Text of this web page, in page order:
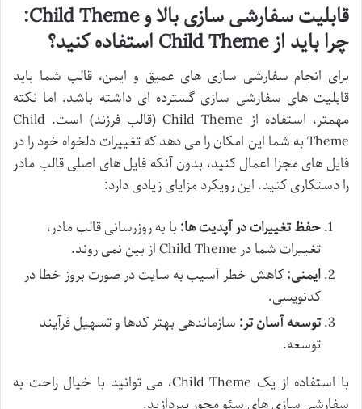
قابلیت سفارشی سازی بالا و Child Theme:
چرا باید از Child Theme استفاده کنید؟
برای انجام سفارشی سازی های عمیق و ایمن، قالب شما باید
قابلیت های سفارشی سازی گسترده ای داشته باشد. اما نکته
مهمتر، استفاده از Child Theme (قالب فرزند) است. Child
Theme به شما این امکان را می دهد که تغییرات دلخواه خود را در
فایل های مجزا اعمال کنید، بدون آنکه فایل های اصلی قالب مادر
را دستکاری کنید. این رویکرد مزایای زیادی دارد:
حفظ تغییرات در آپدیت ها: با به روزرسانی قالب مادر،
تغییرات شما در Child Theme از بین نمی روند.
ایمنی:کاهش خطر آسیب به سایت در صورت بروز خطا در
کدنویسی.
توسعه آسان تر: سازماندهی بهتر کدها و تسهیل فرآیند
توسعه.
با استفاده از یک Child Theme، می توانید با خیال راحت به
سفارشی سازی های سئو محور بپردازید.